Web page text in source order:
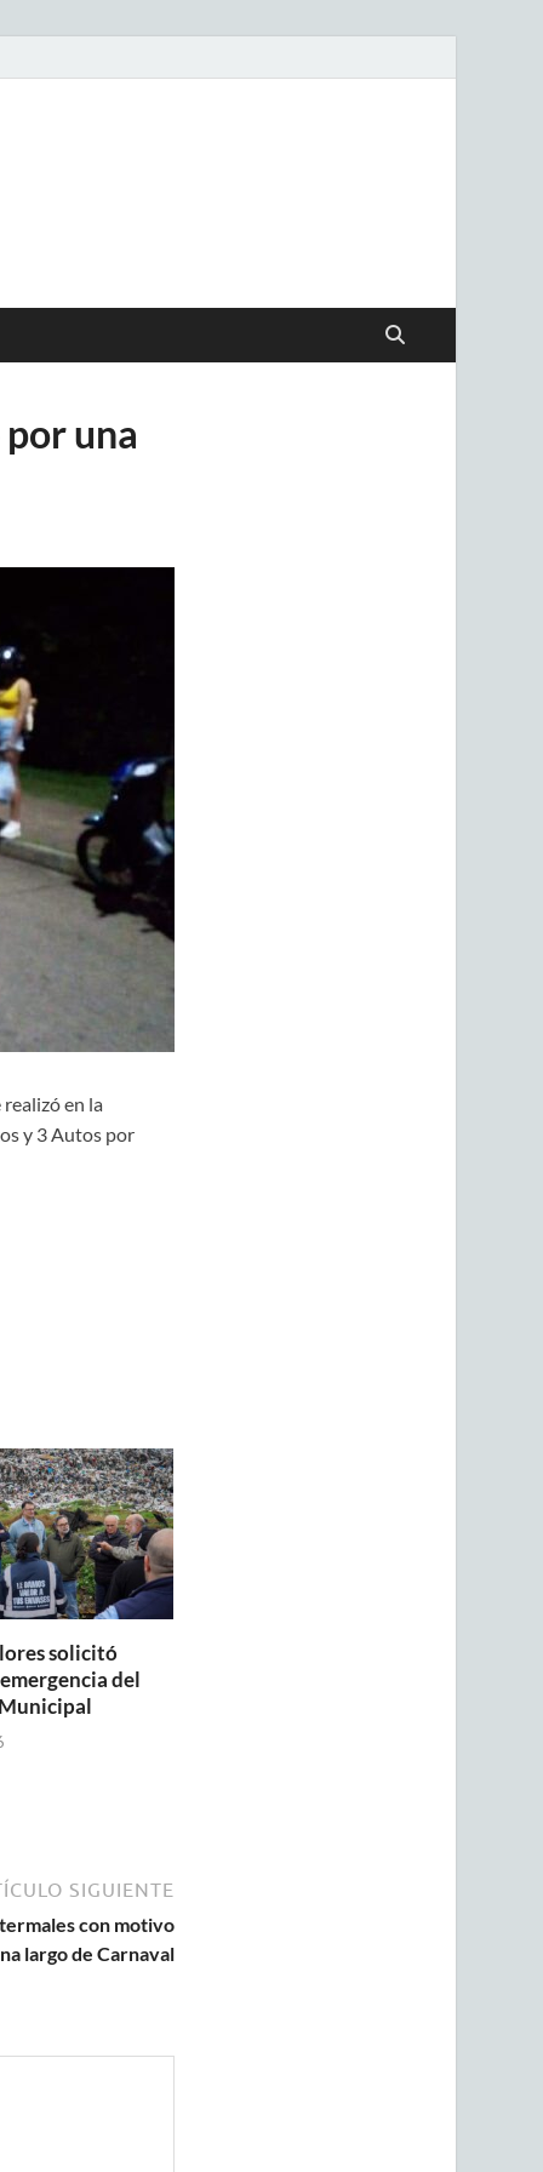
una
en la
y 3 Autos por
solicitó
del
SIGUIENTE
con motivo
largo de Carnaval